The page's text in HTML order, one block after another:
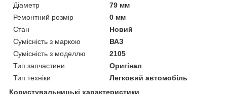
Діаметр
79 мм
Ремонтний розмір
0 мм
Стан
Новий
Сумісність з маркою
ВАЗ
Сумісність з моделлю
2105
Тип запчастини
Оригінал
Тип техніки
Легковий автомобіль
Користувальницькі характеристики